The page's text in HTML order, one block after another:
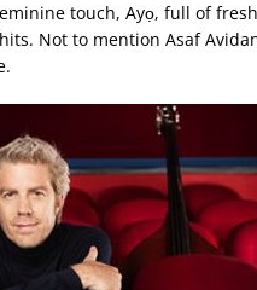
touch, Ayọ, full of
Not to mention Asaf